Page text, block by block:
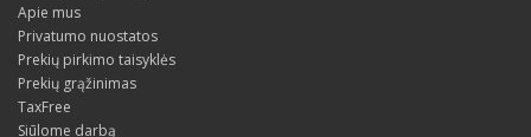
Apie mus
Privatumo nuostatos
Prekių pirkimo taisyklės
Prekių grąžinimas
TaxFree
Siūlome darbą